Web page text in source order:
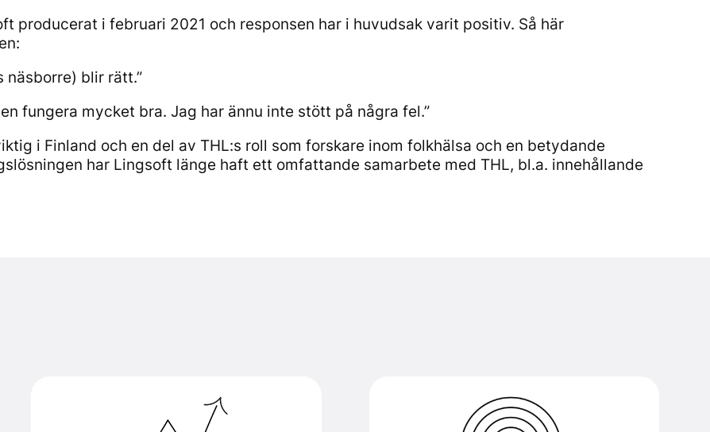
producerat i februari 2021 och responsen har i huvudsak varit positiv. Så här
näsborre) blir rätt.”
fungera mycket bra. Jag har ännu inte stött på några fel.”
i Finland och en del av THL:s roll som forskare inom folkhälsa och en betydande
har Lingsoft länge haft ett omfattande samarbete med THL, bl.a. innehållande